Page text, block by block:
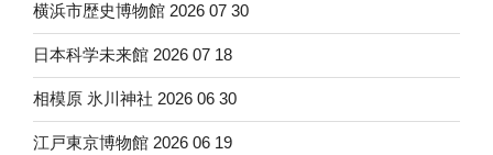
横浜市歴史博物館 2026 07 30
日本科学未来館 2026 07 18
相模原 氷川神社 2026 06 30
江戸東京博物館 2026 06 19